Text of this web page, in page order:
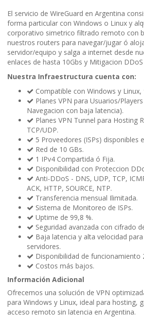
El servicio de WireGuard en Argentina
forma particular con Windows o Linux y
corporativo simetrico filtrado remoto con
nuestros routers para navegar/jugar ó
servidor/equipo y salga a internet desde
enlaces de hasta 10Gbs y Mitigacion
Nuestra Infraestructura cuenta con:
Compatible con Windows y
Planes VPN para Usuarios/
Navegacion con baja latencia).
Planes VPN Tunnel para Hosting
TCP/UDP.
5 Proveedores (ISPs) disponibles
Red de 10 GBs.
1 IPv4 Compartida ó Fija.
Disponibilidad con Proteccion
Anti-DDoS - DNS, UDP, TCP,
ACK, HTTP, SOURCE, NTP.
Transferencia mensual Ilimitada.
Sistema de Monitoreo de ISPs.
Uptime de 99,8 %.
Seguridad avanzada con cifrado
Baja latencia y alta velocidad
servidores.
Disponibilidad de funcionamiento
Costos más bajos.
Información Adicional
Ofrecemos una solución de VPN
para Windows y Linux, ideal para hosting,
acceso remoto sin latencia en Argentina.